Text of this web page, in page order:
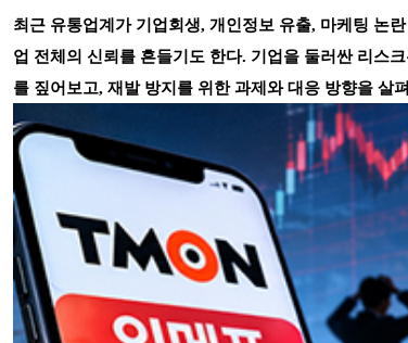
최근 유통업계가 기업회생, 개인정보 유출, 마케팅 논
업 전체의 신뢰를 흔들기도 한다. 기업을 둘러싼 리스
를 짚어보고, 재발 방지를 위한 과제와 대응 방향을 살